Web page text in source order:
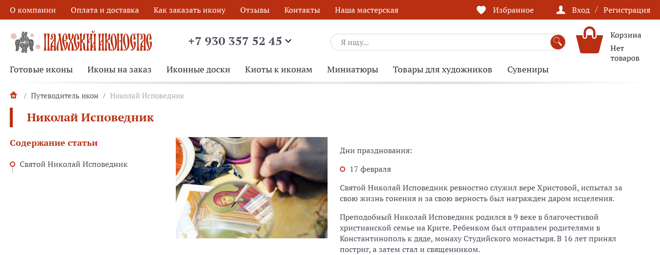
О компании Оплата и доставка Как заказать икону Отзывы Контакты Наша мастерская Избранное Вход / Регистрация
+7 930 357 52 45
ОБРАТНЫЙ ЗВОНОК
Корзина
Нет
товаров
Готовые иконы Иконы на заказ Иконные доски Киоты к иконам Миниатюры Товары для художников Сувениры
Путеводитель икон Николай Исповедник
Николай Исповедник
Содержание статьи
Святой Николай Исповедник
Дни празднования:
17 февраля
Святой Николай Исповедник ревностно служил вере Христовой, испытал за
свою жизнь гонения и за свою верность был награжден даром исцеления.
Преподобный Николай Исповедник родился в 9 веке в благочестивой
христианской семье на Крите. Ребенком был отправлен родителями в
Константинополь к дяде, монаху Студийского монастыря. В 16 лет принял
постриг, а затем стал и священником.